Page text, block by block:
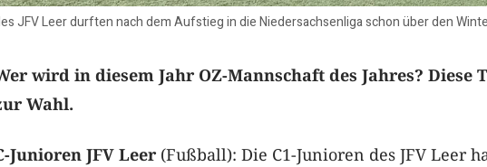
JFV Leer durften nach dem Aufstieg in die Niedersachsenliga schon über den
wird in diesem Jahr OZ-Mannschaft des Jahres? Diese
Wahl.
Junioren JFV Leer (Fußball): Die C1-Junioren des JFV Leer